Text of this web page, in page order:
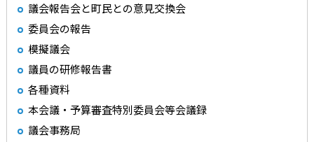
議会報告会と町民との意見交換会
委員会の報告
模擬議会
議員の研修報告書
各種資料
本会議・予算審査特別委員会等会議録
議会事務局